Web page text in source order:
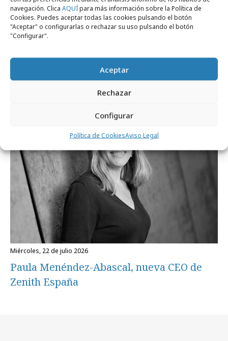
navegación. Clica AQUÍpara más información sobre la Política de
Cookies. Puedes aceptar todas las cookies pulsando el botón
"Aceptar" o configurarlas o rechazar su uso pulsando el botón
"Configurar".
Aceptar
Rechazar
Configurar
Política de CookiesAviso Legal
Publicis España y Vagisil presentan “What
´s in my vag”
miércoles, 22 de julio 2026
Paula Menéndez-Abascal, nueva CEO de
Zenith España